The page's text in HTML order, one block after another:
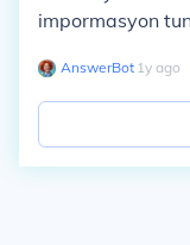
impormasyon
AnswerBot∙ 1y ago